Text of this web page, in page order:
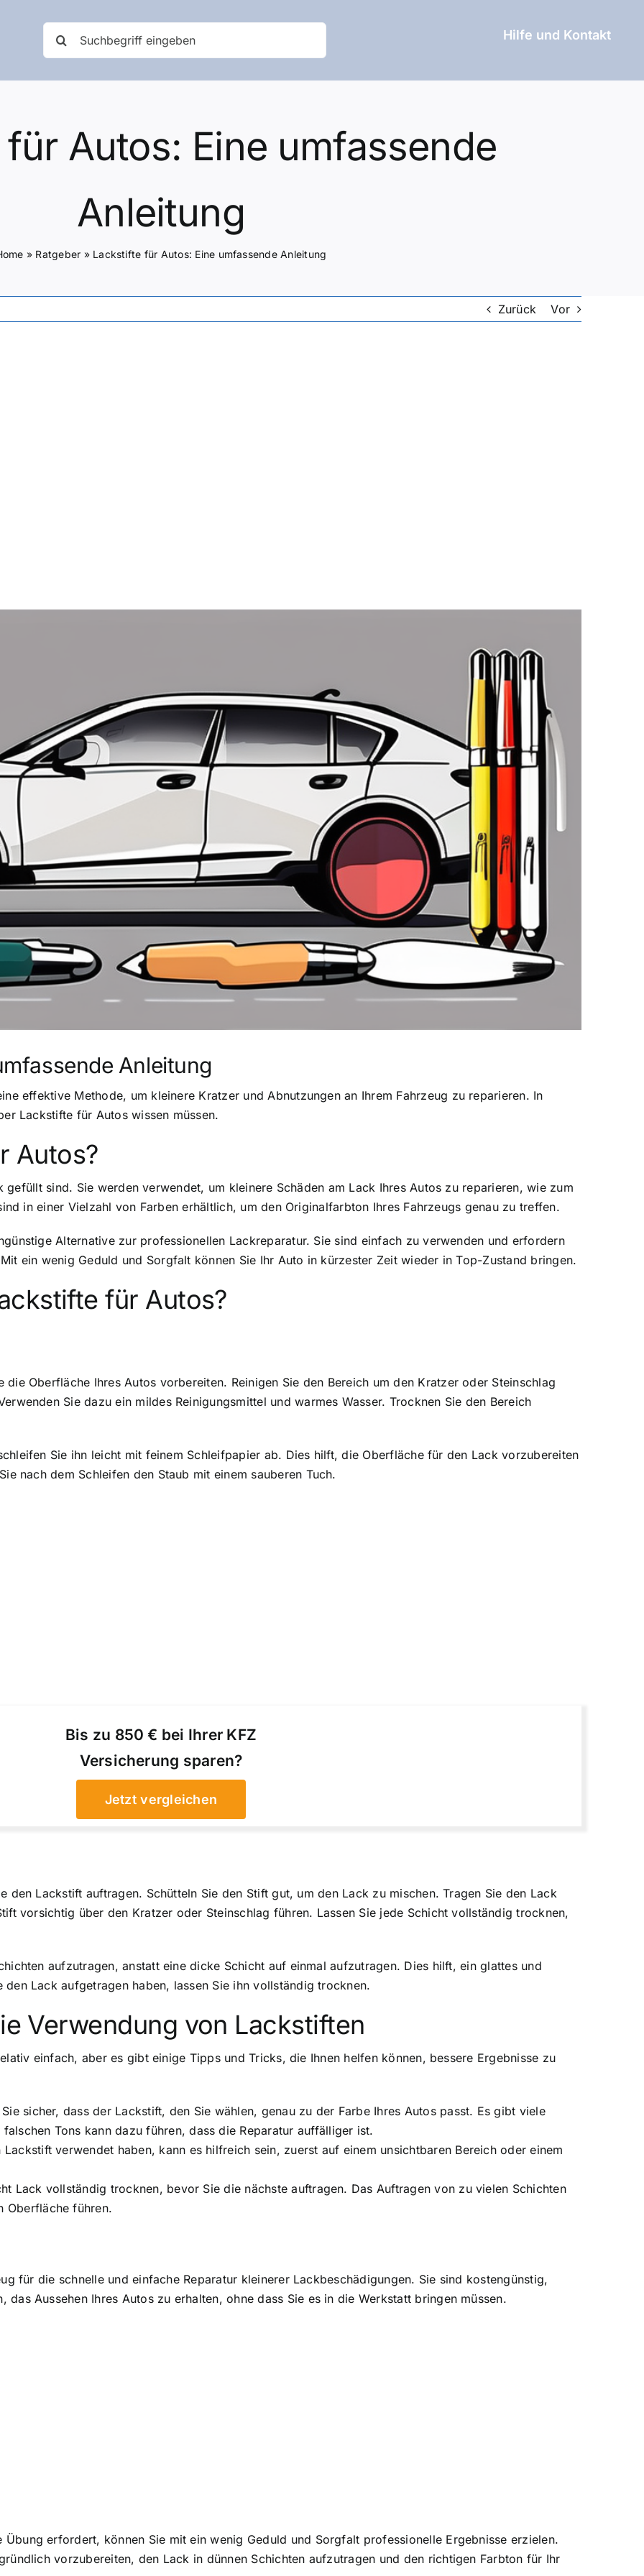
nach:
Hilfe und Kontakt
Autos: Eine umfassende
Anleitung
» Ratgeber » Lackstifte für Autos: Eine umfassende Anleitung
Zurück Vor
Anleitung
effektive Methode, um kleinere Kratzer und Abnutzungen an Ihrem Fahrzeug zu reparieren. In
Lackstifte für Autos wissen müssen.
Autos?
sind. Sie werden verwendet, um kleinere Schäden am Lack Ihres Autos zu reparieren, wie zum
in einer Vielzahl von Farben erhältlich, um den Originalfarbton Ihres Fahrzeugs genau zu treffen.
Alternative zur professionellen Lackreparatur. Sie sind einfach zu verwenden und erfordern
ein wenig Geduld und Sorgfalt können Sie Ihr Auto in kürzester Zeit wieder in Top-Zustand bringen.
für Autos?
Oberfläche Ihres Autos vorbereiten. Reinigen Sie den Bereich um den Kratzer oder Steinschlag
Sie dazu ein mildes Reinigungsmittel und warmes Wasser. Trocknen Sie den Bereich
Sie ihn leicht mit feinem Schleifpapier ab. Dies hilft, die Oberfläche für den Lack vorzubereiten
nach dem Schleifen den Staub mit einem sauberen Tuch.
Bis zu 850 € bei Ihrer KFZ
Versicherung sparen?
Jetzt vergleichen
den Lackstift auftragen. Schütteln Sie den Stift gut, um den Lack zu mischen. Tragen Sie den Lack
vorsichtig über den Kratzer oder Steinschlag führen. Lassen Sie jede Schicht vollständig trocknen,
aufzutragen, anstatt eine dicke Schicht auf einmal aufzutragen. Dies hilft, ein glattes und
Lack aufgetragen haben, lassen Sie ihn vollständig trocknen.
Verwendung von Lackstiften
einfach, aber es gibt einige Tipps und Tricks, die Ihnen helfen können, bessere Ergebnisse zu
sicher, dass der Lackstift, den Sie wählen, genau zu der Farbe Ihres Autos passt. Es gibt viele
Tons kann dazu führen, dass die Reparatur auffälliger ist.
verwendet haben, kann es hilfreich sein, zuerst auf einem unsichtbaren Bereich oder einem
Lack vollständig trocknen, bevor Sie die nächste auftragen. Das Auftragen von zu vielen Schichten
Oberfläche führen.
für die schnelle und einfache Reparatur kleinerer Lackbeschädigungen. Sie sind kostengünstig,
Aussehen Ihres Autos zu erhalten, ohne dass Sie es in die Werkstatt bringen müssen.
erfordert, können Sie mit ein wenig Geduld und Sorgfalt professionelle Ergebnisse erzielen.
vorzubereiten, den Lack in dünnen Schichten aufzutragen und den richtigen Farbton für Ihr